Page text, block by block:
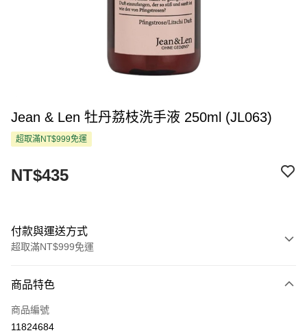
Jean & Len 牡丹荔枝洗手液 250ml (JL063)
超取滿NT$999免運
NT$435
付款與運送方式
超取滿NT$999免運
信用卡一次付款
超商取貨付款
商品特色
商品編號
11824684